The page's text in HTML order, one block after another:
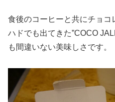
食後のコーヒーと共にチョコ
ハドでも出てきた”COCO
も間違いない美味しさです。